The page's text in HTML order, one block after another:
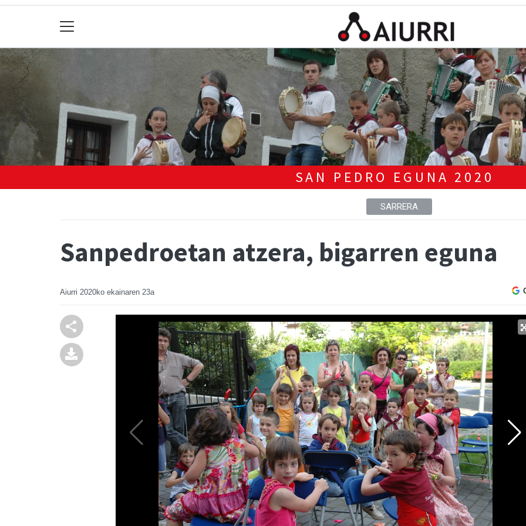
SAN PEDRO EGUNA 2020
SARRERA
Sanpedroetan atzera, bigarren eguna
Aiurri 2020ko ekainaren 23a